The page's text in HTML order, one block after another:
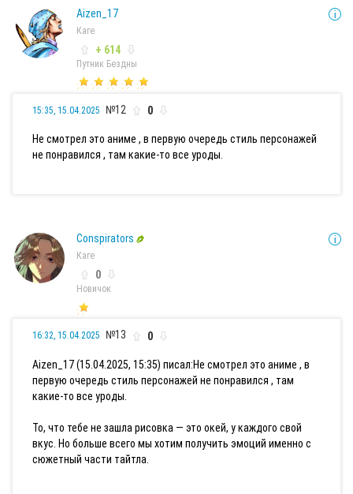
Aizen_17
Каге
+ 614
Путник Бездны
15:35, 15.04.2025 №12 0
Не смотрел это аниме , в первую очередь стиль персонажей
не понравился , там какие-то все уроды.
Conspirators
Каге
0
Новичок
16:32, 15.04.2025 №13 0
Aizen_17 (15.04.2025, 15:35) писал:Не смотрел это аниме , в
первую очередь стиль персонажей не понравился , там
какие-то все уроды.
То, что тебе не зашла рисовка — это окей, у каждого свой
вкус. Но больше всего мы хотим получить эмоций именно с
сюжетный части тайтла.